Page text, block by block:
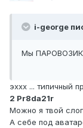
i-george
Мы ПАРОВОЗИК
эххх ... типичный
2 Pr8da21r
Можно я твой
А себе под